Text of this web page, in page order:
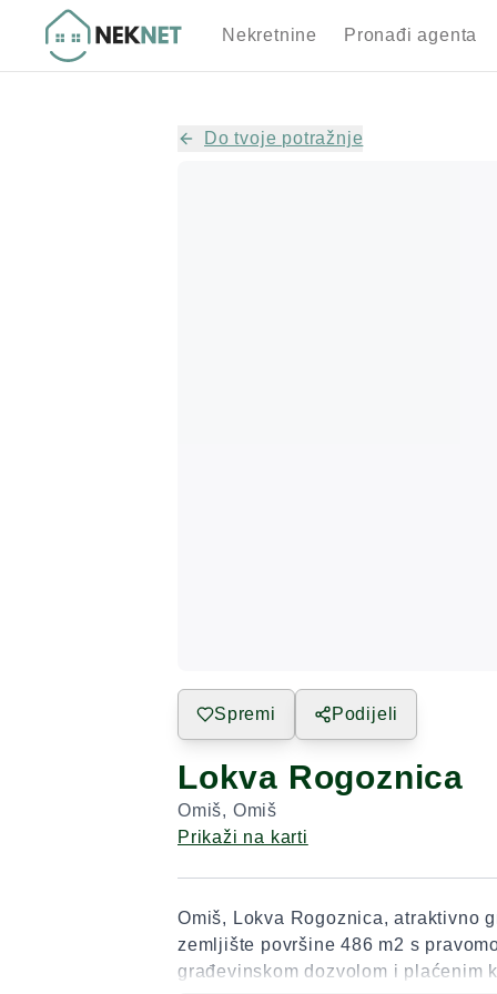
Nekretnine Pronađi agenta
Do tvoje potražnje
Spremi Podijeli
Lokva Rogoznica
Omiš, Omiš
Prikaži na karti
Omiš, Lokva Rogoznica, atraktivno
zemljište površine 486 m2 s
građevinskom dozvolom i plaćenim